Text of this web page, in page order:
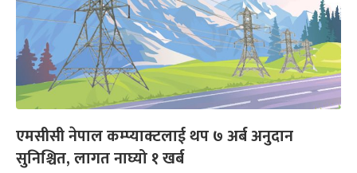
एमसीसी नेपाल कम्प्याक्टलाई थप ७ अर्ब अनुदान
सुनिश्चित, लागत नाघ्यो १ खर्ब